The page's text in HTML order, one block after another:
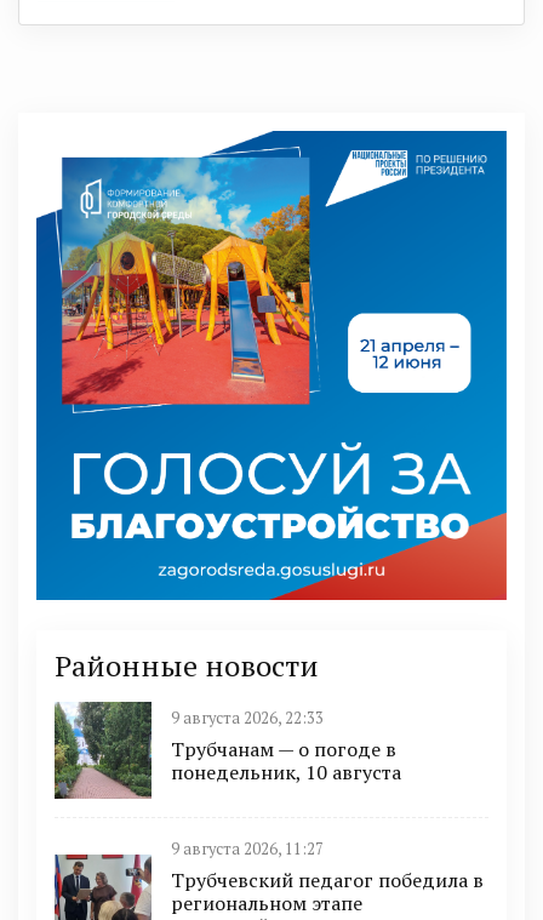
Районные новости
9 августа 2026, 22:33
Трубчанам — о погоде в
понедельник, 10 августа
9 августа 2026, 11:27
Трубчевский педагог победила в
региональном этапе